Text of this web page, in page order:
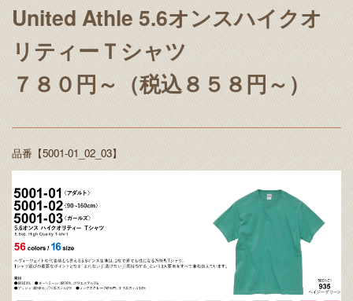
United Athle 5.6オンスハイクオ
リティーＴシャツ
７８０円～（税込８５８円～）
品番【5001-01_02_03】